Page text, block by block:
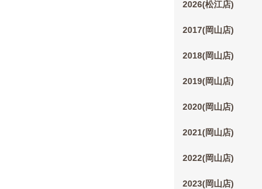
2026(松江店)
2017(岡山店)
2018(岡山店)
2019(岡山店)
2020(岡山店)
2021(岡山店)
2022(岡山店)
2023(岡山店)